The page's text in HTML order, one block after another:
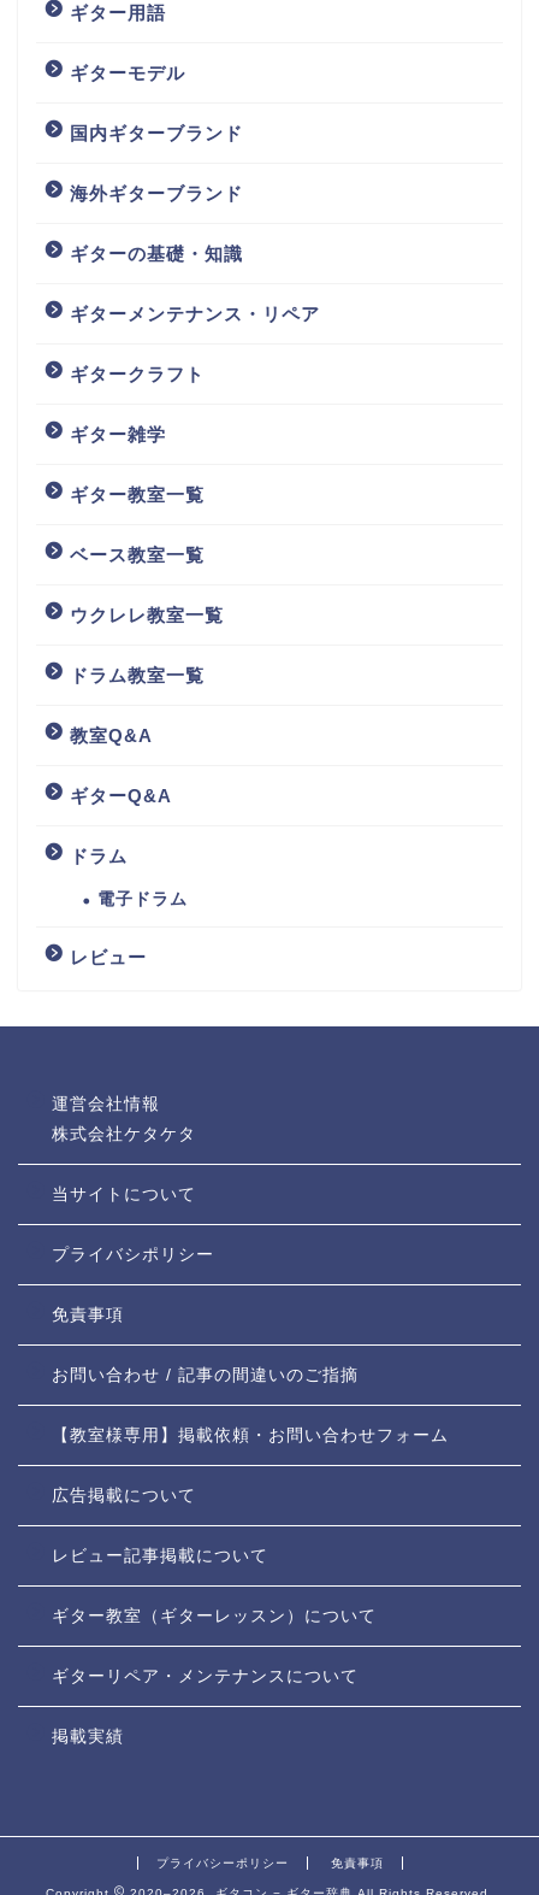
ギター用語
ギターモデル
国内ギターブランド
海外ギターブランド
ギターの基礎・知識
ギターメンテナンス・リペア
ギタークラフト
ギター雑学
ギター教室一覧
ベース教室一覧
ウクレレ教室一覧
ドラム教室一覧
教室Q&A
ギターQ&A
ドラム
電子ドラム
レビュー
運営会社情報
株式会社ケタケタ
当サイトについて
プライバシポリシー
免責事項
お問い合わせ / 記事の間違いのご指摘
【教室様専用】掲載依頼・お問い合わせフォーム
広告掲載について
レビュー記事掲載について
ギター教室（ギターレッスン）について
ギターリペア・メンテナンスについて
掲載実績
プライバシーポリシー 免責事項